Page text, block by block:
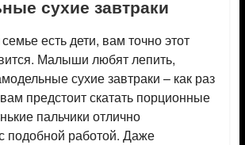
сухие завтраки
есть дети, вам точно этот
Малыши любят лепить,
сухие завтраки – как раз
предстоит скатать порционные
пальчики отлично
подобной работой. Даже